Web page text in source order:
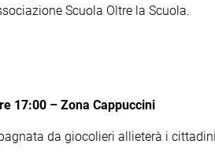
Scuola Oltre la Scuola.
17:00 – Zona Cappuccini
da giocolieri allieterà i